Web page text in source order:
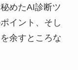
めたAI診断ツ
イント、そし
余すところな